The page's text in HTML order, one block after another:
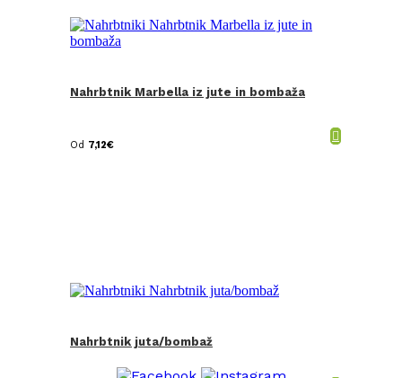
Nahrbtnik Marbella iz jute in bombaža
Od 7,12€
Nahrbtnik juta/bombaž